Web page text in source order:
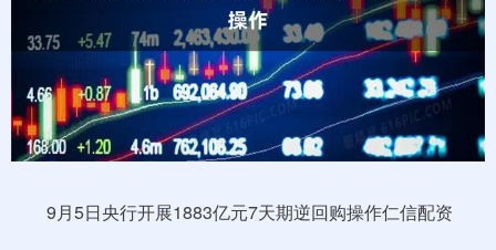
9月5日央行开展1883亿元7天期逆回购操作仁信配资